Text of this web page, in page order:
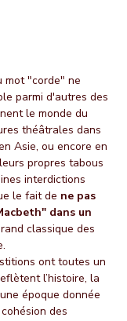
mot "corde" ne
parmi d'autres des
le monde du
théâtrales dans
Asie, ou encore en
propres tabous
interdictions
le fait de ne pas
dans un
classique des
ont toutes un
l’histoire, la
époque donnée
des